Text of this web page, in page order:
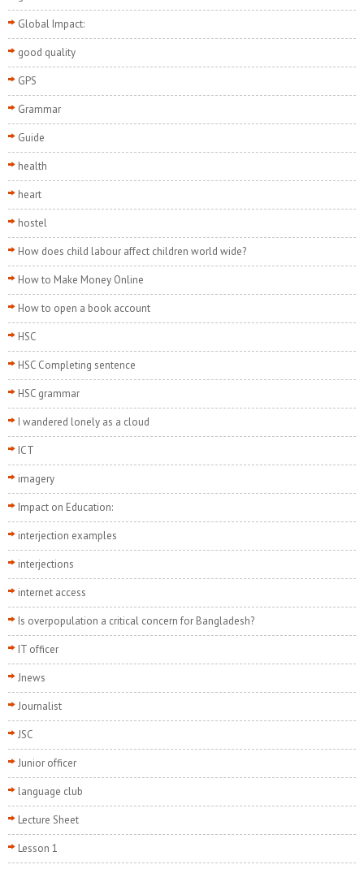
Global Impact:
good quality
GPS
Grammar
Guide
health
heart
hostel
How does child labour affect children world wide?
How to Make Money Online
How to open a book account
HSC
HSC Completing sentence
HSC grammar
I wandered lonely as a cloud
ICT
imagery
Impact on Education:
interjection examples
interjections
internet access
Is overpopulation a critical concern for Bangladesh?
IT officer
Jnews
Journalist
JSC
Junior officer
language club
Lecture Sheet
Lesson 1